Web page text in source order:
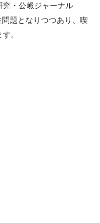
・公衇ジャーナル
題となりつつあり、喫
。